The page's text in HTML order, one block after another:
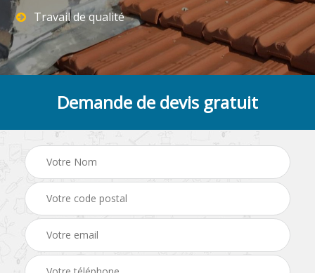
Travail de qualité
Demande de devis gratuit